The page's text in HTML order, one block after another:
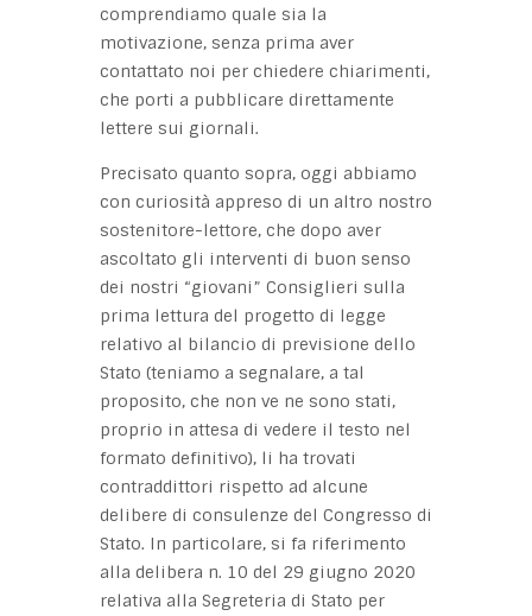
comprendiamo quale sia la
motivazione, senza prima aver
contattato noi per chiedere chiarimenti,
che porti a pubblicare direttamente
lettere sui giornali.
Precisato quanto sopra, oggi abbiamo
con curiosità appreso di un altro nostro
sostenitore-lettore, che dopo aver
ascoltato gli interventi di buon senso
dei nostri “giovani” Consiglieri sulla
prima lettura del progetto di legge
relativo al bilancio di previsione dello
Stato (teniamo a segnalare, a tal
proposito, che non ve ne sono stati,
proprio in attesa di vedere il testo nel
formato definitivo), li ha trovati
contraddittori rispetto ad alcune
delibere di consulenze del Congresso di
Stato. In particolare, si fa riferimento
alla delibera n. 10 del 29 giugno 2020
relativa alla Segreteria di Stato per